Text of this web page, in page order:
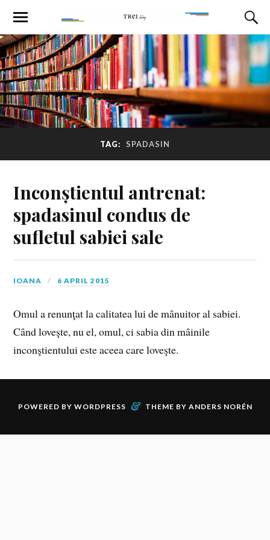
TAG: SPADASIN
Inconștientul antrenat:
spadasinul condus de
sufletul sabiei sale
IOANA 6 APRIL 2015
Omul a renunţat la calitatea lui de mânuitor al sabiei.
Când loveşte, nu el, omul, ci sabia din mâinile
inconştientului este aceea care loveşte.
POWERED BY WORDPRESS & THEME BY ANDERS NORÉN